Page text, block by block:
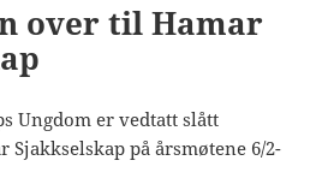
over til Hamar
Ungdom er vedtatt slått
Sjakkselskap på årsmøtene 6/2-